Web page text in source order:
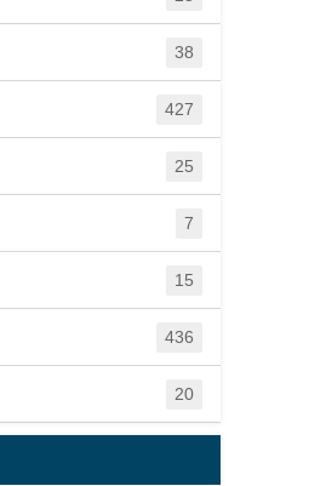
38
427
25
7
15
436
20